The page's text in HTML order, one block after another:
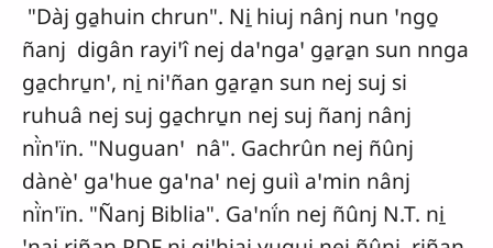
"Dàj ga̱huin chrun". Ni̱ hiuj nânj nun ꞌngo̱
ñanj digân rayiꞌî nej daꞌngaꞌ ga̱ra̱n sun nnga
ga̱chru̱nꞌ, ni̱ niꞌñan ga̱ra̱n sun nej suj si
ruhuâ nej suj ga̱chru̱n nej suj ñanj nânj
nï̀nꞌïn. "Nuguanꞌ nâ". Gachrûn nej ñûnj
dànèꞌ gaꞌhue gaꞌnaꞌ nej guiì aꞌmin nânj
nï̀nꞌïn. "Ñanj Biblia". Gaꞌnḯn nej ñûnj N.T. ni̱